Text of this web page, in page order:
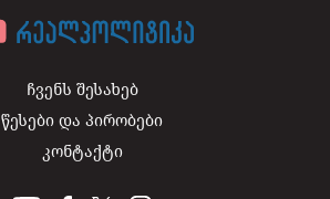
ჩვენს შესახებ
წესები და პირობები
კონტაქტი